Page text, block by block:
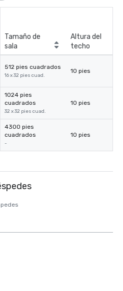
Tamaño de
sala
Altura del
techo
512 pies cuadrados
16 x 32 pies cuad.
10 pies
1024 pies
cuadrados
32 x 32 pies cuad.
10 pies
4300 pies
cuadrados
-
10 pies